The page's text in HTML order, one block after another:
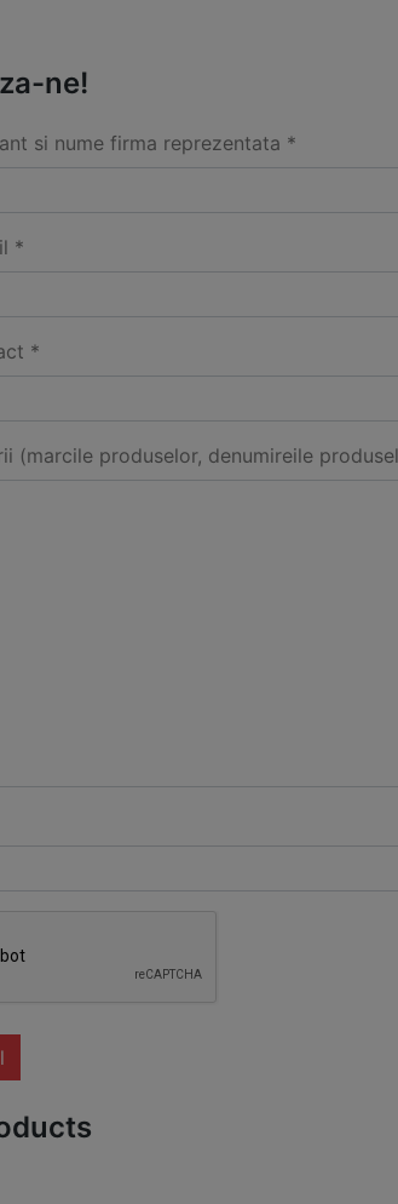
ne!
si nume firma reprezentata *
*
*
(marcile produselor, denumireile